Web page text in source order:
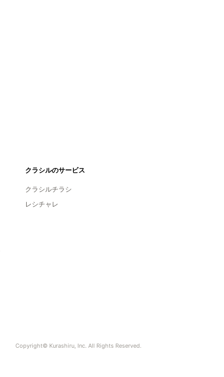
クラシルのサービス
クラシルチラシ
レシチャレ
Copyright© Kurashiru, Inc. All Rights Reserved.